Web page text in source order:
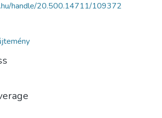
handle/20.500.14711/109372